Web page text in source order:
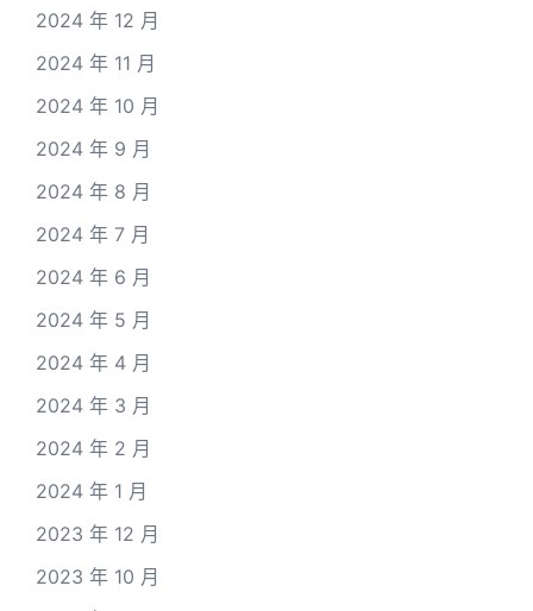
2024 年 12 月
2024 年 11 月
2024 年 10 月
2024 年 9 月
2024 年 8 月
2024 年 7 月
2024 年 6 月
2024 年 5 月
2024 年 4 月
2024 年 3 月
2024 年 2 月
2024 年 1 月
2023 年 12 月
2023 年 10 月